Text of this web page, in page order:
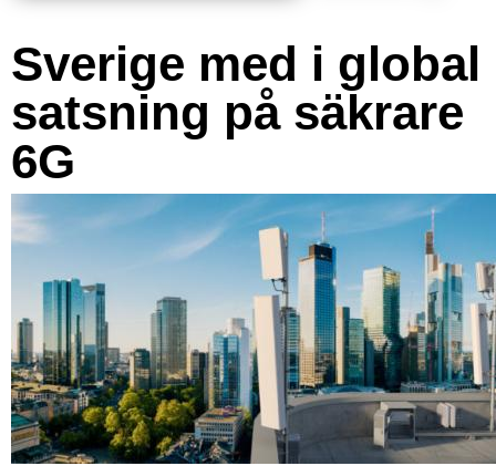
Sverige med i global
satsning på säkrare
6G